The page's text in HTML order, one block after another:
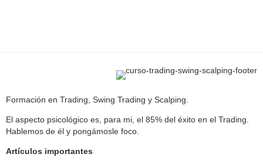
Formación en Trading, Swing Trading y Scalping.
El aspecto psicológico es, para mi, el 85% del éxito en el Trading.
Hablemos de él y pongámosle foco.
Artículos importantes